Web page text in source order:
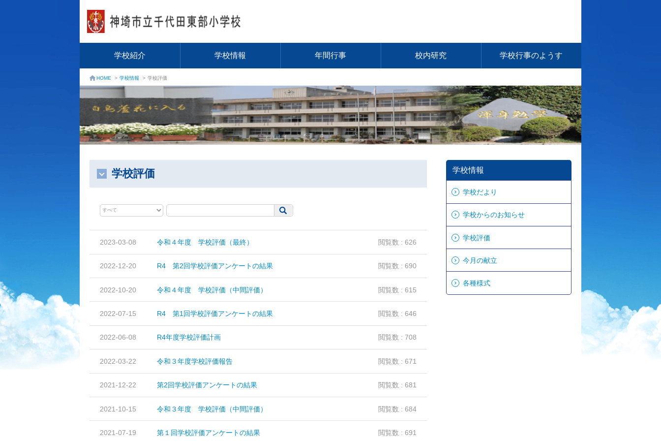
学校紹介 学校情報 年間行事 校内研究 学校行事のようす
HOME > 学校情報 > 学校評価
学校評価
2023-03-08 令和４年度 学校評価（最終） 閲覧数 : 626
2022-12-20 R4 第2回学校評価アンケートの結果 閲覧数 : 690
2022-10-20 令和４年度 学校評価（中間評価） 閲覧数 : 615
2022-07-15 R4 第1回学校評価アンケートの結果 閲覧数 : 646
2022-06-08 R4年度学校評価計画 閲覧数 : 708
2022-03-22 令和３年度学校評価報告 閲覧数 : 671
2021-12-22 第2回学校評価アンケートの結果 閲覧数 : 681
2021-10-15 令和３年度 学校評価（中間評価） 閲覧数 : 684
2021-07-19 第１回学校評価アンケートの結果 閲覧数 : 691
学校情報
学校だより
学校からのお知らせ
学校評価
今月の献立
各種様式